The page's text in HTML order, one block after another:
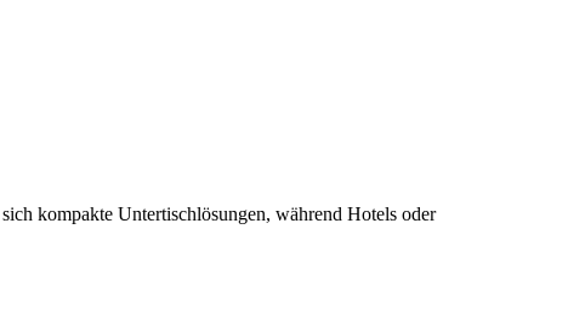
kompakte Untertischlösungen, während Hotels oder